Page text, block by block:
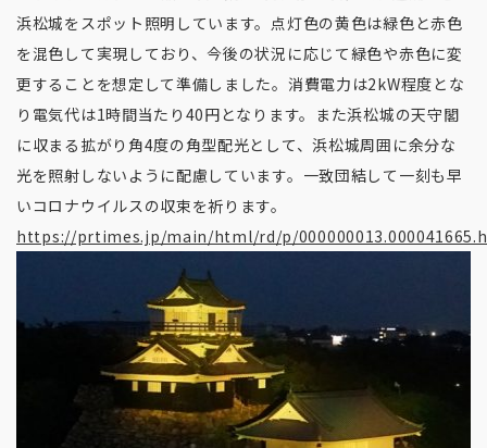
浜松城をスポット照明しています。点灯色の黄色は緑色と赤色
を混色して実現しており、今後の状況に応じて緑色や赤色に変
更することを想定して準備しました。消費電力は2kW程度とな
り電気代は1時間当たり40円となります。また浜松城の天守閣
に収まる拡がり角4度の角型配光として、浜松城周囲に余分な
光を照射しないように配慮しています。一致団結して一刻も早
いコロナウイルスの収束を祈ります。
https://prtimes.jp/main/html/rd/p/